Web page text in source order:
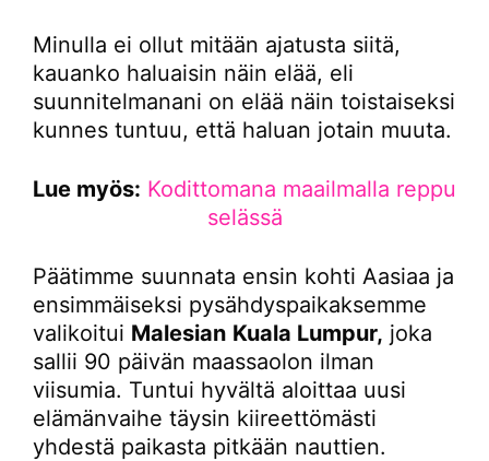
Minulla ei ollut mitään ajatusta siitä,
kauanko haluaisin näin elää, eli
suunnitelmanani on elää näin toistaiseksi
kunnes tuntuu, että haluan jotain muuta.
Lue myös: Kodittomana maailmalla reppu
selässä
Päätimme suunnata ensin kohti Aasiaa ja
ensimmäiseksi pysähdyspaikaksemme
valikoitui Malesian Kuala Lumpur, joka
sallii 90 päivän maassaolon ilman
viisumia. Tuntui hyvältä aloittaa uusi
elämänvaihe täysin kiireettömästi
yhdestä paikasta pitkään nauttien.